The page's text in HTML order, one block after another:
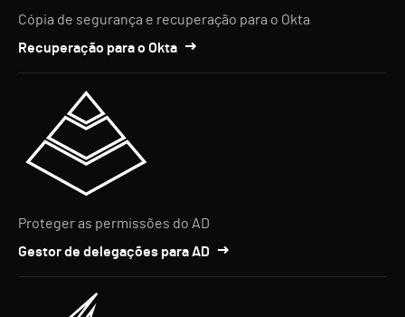
Cópia de segurança e recuperação para o Okta
Recuperação para o Okta
Proteger as permissões do AD
Gestor de delegações para AD